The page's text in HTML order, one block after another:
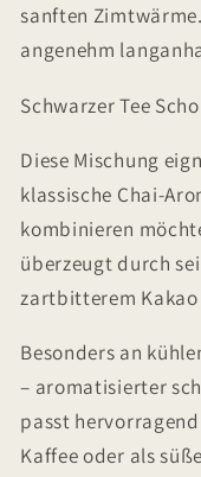
sanften
angenehm
Schwarzer Tee
Diese Mischung
klassische Chai-
kombinieren
überzeugt durch
zartbitterem
Besonders an
– aromatisierter
passt
Kaffee oder als